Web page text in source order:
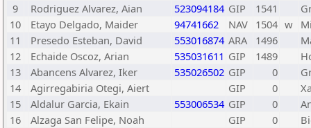
9
Rodriguez Alvarez, Aian 523094184 GIP 1541
10
Etayo Delgado, Maider 94741662 NAV 1504 w
11
Presedo Esteban, David 553016874 ARA 1496
12
Echaide Oscoz, Arian 535031611 GIP 1489
13
Abancens Alvarez, Iker 535026502 GIP 0
14
Agirregabiria Otegi, Aiert GIP 0
15
Aldalur Garcia, Ekain 553006534 GIP 0
16
Alzaga San Felipe, Noah GIP 0